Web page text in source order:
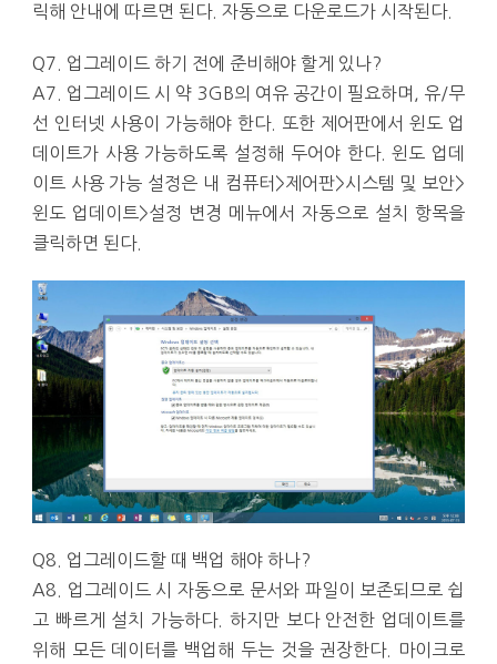
릭해 안내에 따르면 된다. 자동으로 다운로드가 시작된다.
Q7. 업그레이드 하기 전에 준비해야 할게 있나?
A7. 업그레이드 시 약 3GB의 여유 공간이 필요하며, 유/무
선 인터넷 사용이 가능해야 한다. 또한 제어판에서 윈도 업
데이트가 사용 가능하도록 설정해 두어야 한다. 윈도 업데
이트 사용 가능 설정은 내 컴퓨터>제어판>시스템 및 보안>
윈도 업데이트>설정 변경 메뉴에서 자동으로 설치 항목을
클릭하면 된다.
Q8. 업그레이드할 때 백업 해야 하나?
A8. 업그레이드 시 자동으로 문서와 파일이 보존되므로 쉽
고 빠르게 설치 가능하다. 하지만 보다 안전한 업데이트를
위해 모든 데이터를 백업해 두는 것을 권장한다. 마이크로